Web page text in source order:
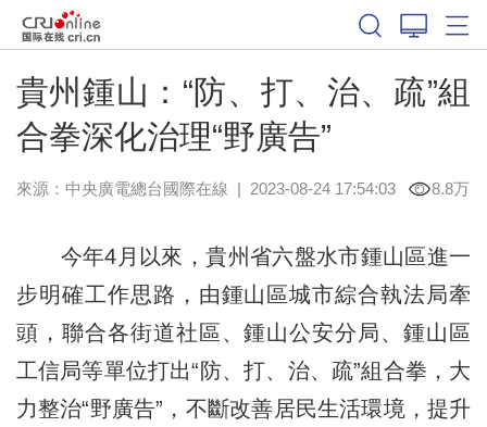
貴州鍾山：“防、打、治、疏”組
合拳深化治理“野廣告”
來源：中央廣電總台國際在線 | 2023-08-24 17:54:03 8.8万
今年4月以來，貴州省六盤水市鍾山區進一
步明確工作思路，由鍾山區城市綜合執法局牽
頭，聯合各街道社區、鍾山公安分局、鍾山區
工信局等單位打出“防、打、治、疏”組合拳，大
力整治“野廣告”，不斷改善居民生活環境，提升